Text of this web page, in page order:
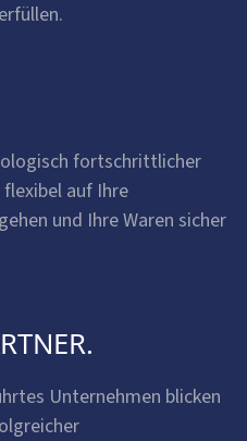
fortschrittlicher
auf Ihre
und Ihre Waren sicher
Unternehmen blicken